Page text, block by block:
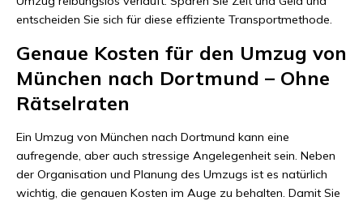
entscheiden Sie sich für diese effiziente Transportmethode.
Genaue Kosten für den Umzug von
München nach Dortmund – Ohne
Rätselraten
Ein Umzug von München nach Dortmund kann eine
aufregende, aber auch stressige Angelegenheit sein. Neben
der Organisation und Planung des Umzugs ist es natürlich
wichtig, die genauen Kosten im Auge zu behalten. Damit Sie